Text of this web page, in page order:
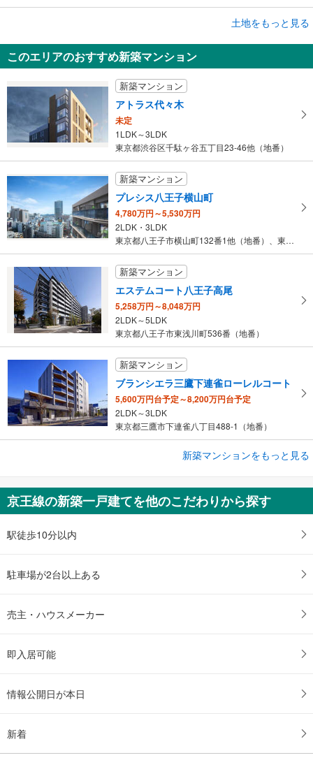
三鷹市牟礼1丁目
未定
建物面積 -
京王井の頭線 「久我山」駅 徒歩15分
土地をもっと見る
このエリアのおすすめ新築マンション
新築マンション
アトラス代々木
未定
1LDK～3LDK
東京都渋谷区千駄ヶ谷五丁目23-46他（地番）
新築マンション
プレシス八王子横山町
4,780万円～5,530万円
2LDK・3LDK
東京都八王子市横山町132番1他（地番）、東京都八王子市横山町8…
新築マンション
エステムコート八王子高尾
5,258万円～8,048万円
2LDK～5LDK
東京都八王子市東浅川町536番（地番）
新築マンション
ブランシエラ三鷹下連雀ローレルコート
5,600万円台予定～8,200万円台予定
2LDK～3LDK
東京都三鷹市下連雀八丁目488-1（地番）
新築マンション
未定
1LDK～3LDK
新築マンションをもっと見る
京王線の新築一戸建てを他のこだわりから探す
駅徒歩10分以内
駐車場が2台以上ある
売主・ハウスメーカー
即入居可能
情報公開日が本日
新着